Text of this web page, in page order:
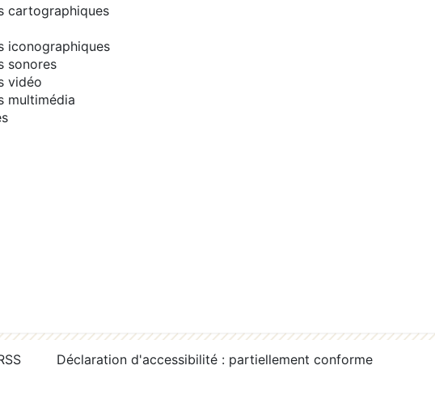
cartographiques
iconographiques
sonores
vidéo
multimédia
Déclaration d'accessibilité : partiellement conforme